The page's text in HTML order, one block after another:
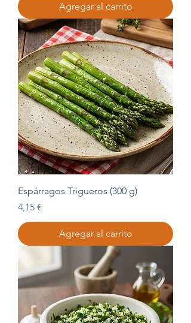
Agregar al carrito
Espárragos Trigueros (300 g)
Precio
4,15 €
Agregar al carrito